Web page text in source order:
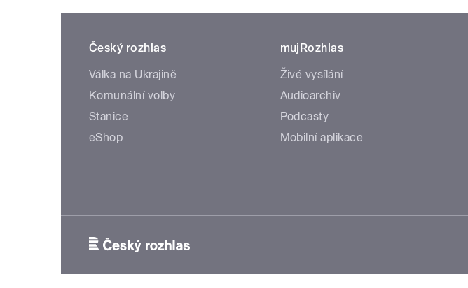
Český rozhlas
Válka na Ukrajině
Komunální volby
Stanice
eShop
mujRozhlas
Živé vysílání
Audioarchiv
Podcasty
Mobilní aplikace